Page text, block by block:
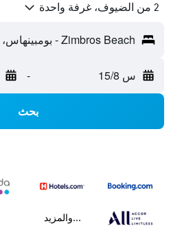
2 من الضيوف، غرفة واحدة
س 15/8 -
بحث
...والمزيد